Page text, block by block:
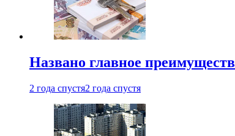
Названо главное
2 года спустя2 года спустя